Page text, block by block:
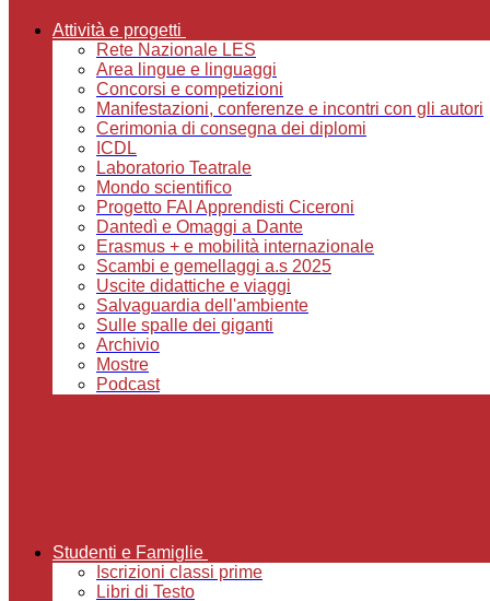
Attività e progetti
Rete Nazionale LES
Area lingue e linguaggi
Concorsi e competizioni
Manifestazioni, conferenze e incontri con gli autori
Cerimonia di consegna dei diplomi
ICDL
Laboratorio Teatrale
Mondo scientifico
Progetto FAI Apprendisti Ciceroni
Dantedì e Omaggi a Dante
Erasmus + e mobilità internazionale
Scambi e gemellaggi a.s 2025
Uscite didattiche e viaggi
Salvaguardia dell'ambiente
Sulle spalle dei giganti
Archivio
Mostre
Podcast
Studenti e Famiglie
Iscrizioni classi prime
Libri di Testo